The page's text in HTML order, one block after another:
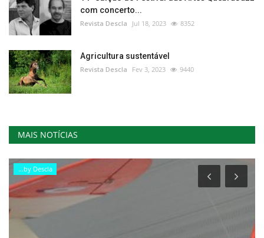
com concerto...
Revista Descla Jul 18, 2023 8352
Agricultura sustentável
Revista Descla Fev 3, 2023 9440
MAIS NOTÍCIAS
...by Descla